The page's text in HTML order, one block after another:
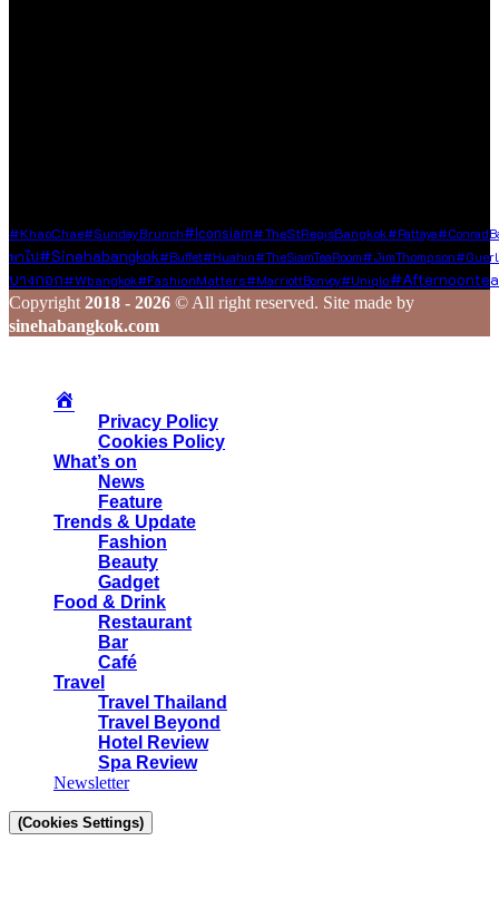
#KhaoChae#SundayBrunch#Iconsiam#TheStRegisBangkok#pattaya
พาไป#sinehabangkok#Buffet#Huahin#TheSiamTeaRoom#JimThompson
บางกอก#wbangkok#FashionMatters#MarriottBonvoy#Uniqlo#afternoontea
Copyright 2018 - 2026 © All right reserved. Site made by
sinehabangkok.com
Privacy Policy
Cookies Policy
What’s on
News
Feature
Trends & Update
Fashion
Beauty
Gadget
Food & Drink
Restaurant
Bar
Café
Travel
Travel Thailand
Travel Beyond
Hotel Review
Spa Review
Newsletter
(Cookies Settings)